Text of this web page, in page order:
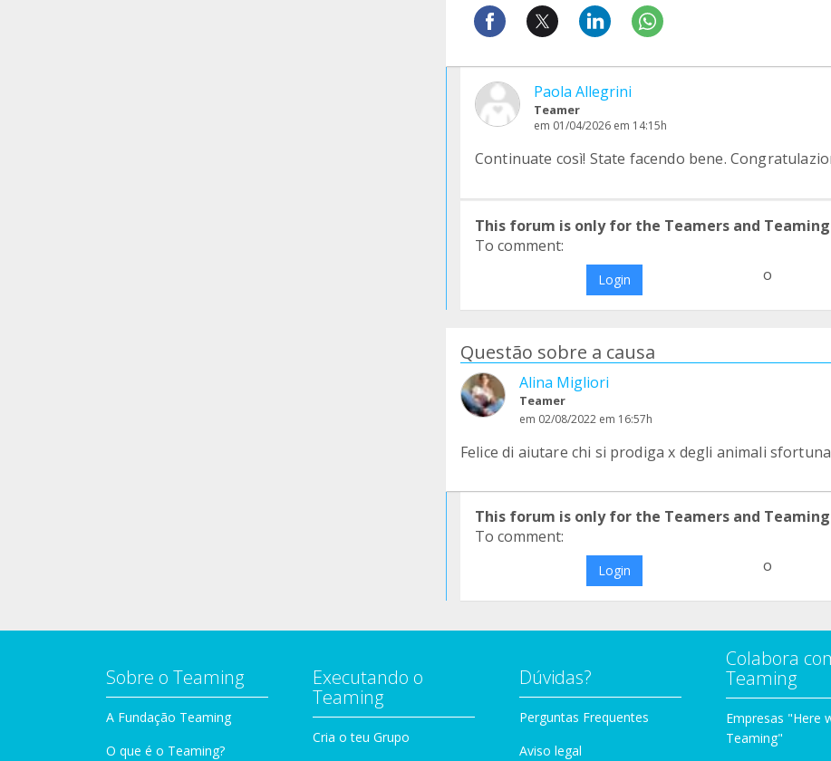
Paola Allegrini
Teamer
em 01/04/2026 em 14:15h
Continuate così! State facendo bene.
This forum is only for the Teamers and
To comment:
Login o
Questão sobre a causa
Alina Migliori
Teamer
em 02/08/2022 em 16:57h
Felice di aiutare chi si prodiga x degli animali
This forum is only for the Teamers and
To comment:
Login o
Sobre o Teaming
A Fundação Teaming
O que é o Teaming?
Executando o
Teaming
Cria o teu Grupo
Dúvidas?
Perguntas Frequentes
Aviso legal
Colabora
Teaming
Empresas "Here
Teaming"